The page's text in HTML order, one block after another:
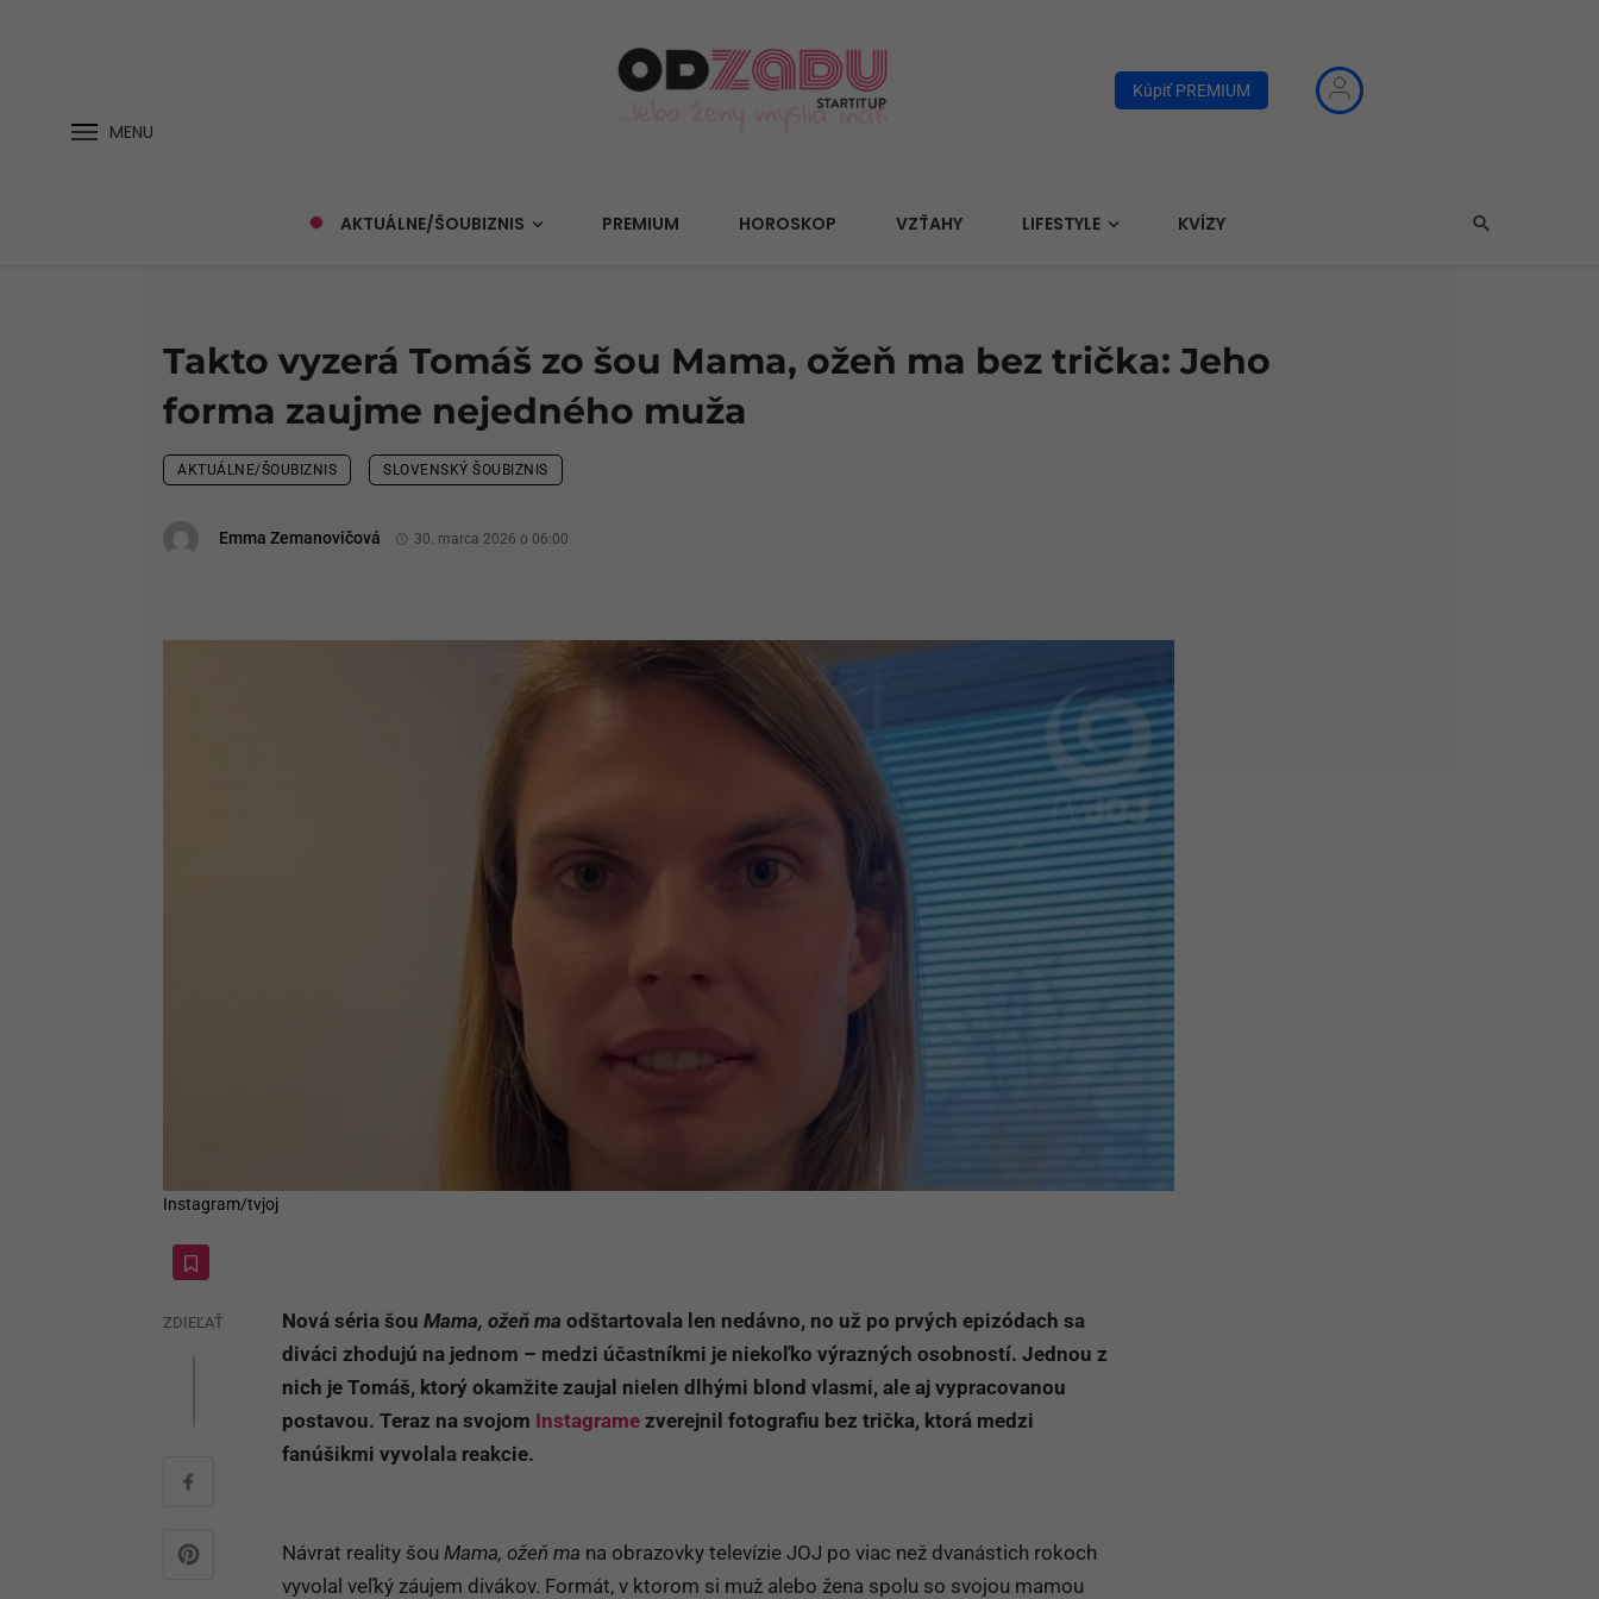
MENU
Kúpiť PREMIUM
AKTUÁLNE/ŠOUBIZNIS PREMIUM HOROSKOP VZŤAHY LIFESTYLE KVÍZY
Takto vyzerá Tomáš zo šou Mama, ožeň ma bez trička: Jeho
forma zaujme nejedného muža
AKTUÁLNE/ŠOUBIZNIS SLOVENSKÝ ŠOUBIZNIS
Emma Zemanovičová 30. marca 2026 o 06:00
Instagram/tvjoj
ZDIEĽAŤ Nová séria šou Mama, ožeň ma odštartovala len nedávno, no už po prvých epizódach sa
diváci zhodujú na jednom – medzi účastníkmi je niekoľko výrazných osobností. Jednou z
nich je Tomáš, ktorý okamžite zaujal nielen dlhými blond vlasmi, ale aj vypracovanou
postavou. Teraz na svojom Instagrame zverejnil fotografiu bez trička, ktorá medzi
fanúšikmi vyvolala reakcie.
Návrat reality šou Mama, ožeň ma na obrazovky televízie JOJ po viac než dvanástich rokoch
vyvolal veľký záujem divákov. Formát, v ktorom si muž alebo žena spolu so svojou mamou